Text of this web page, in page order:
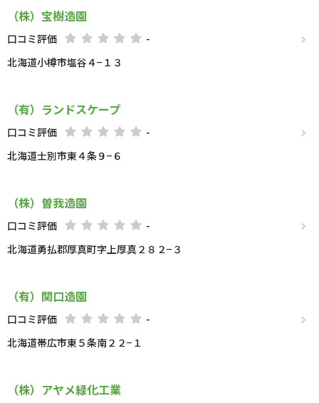
（株）宝樹造園
口コミ評価
-
北海道小樽市塩谷４−１３
（有）ランドスケープ
口コミ評価
-
北海道士別市東４条９−６
（株）曽我造園
口コミ評価
-
北海道勇払郡厚真町字上厚真２８２−３
（有）関口造園
口コミ評価
-
北海道帯広市東５条南２２−１
（株）アヤメ緑化工業